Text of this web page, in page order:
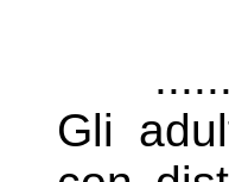
Gli